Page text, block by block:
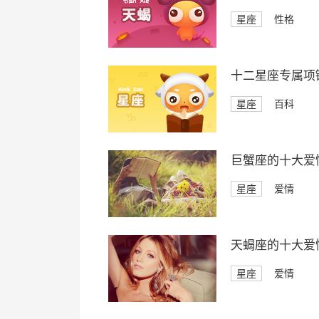
星座 性格
十二星座专属项
星座 百科
巨蟹座的十大
星座 爱情
天蝎座的十大爱
星座 爱情